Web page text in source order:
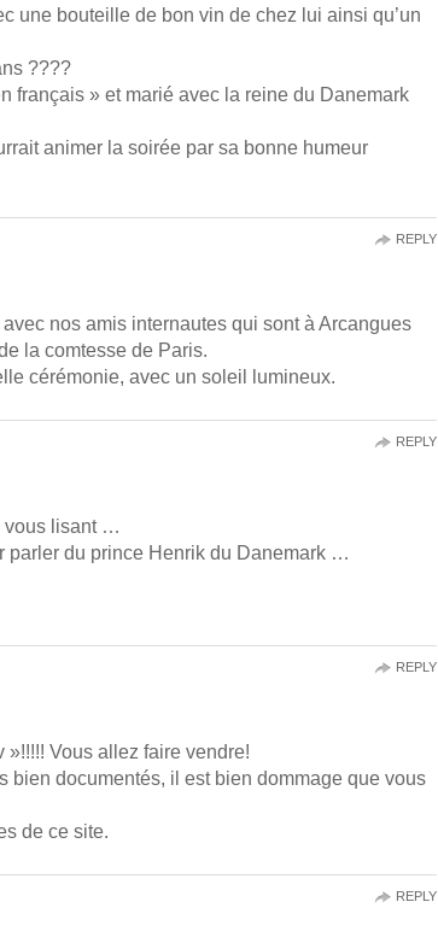
une bouteille de bon vin de chez lui ainsi qu’un
????
français » et marié avec la reine du Danemark
animer la soirée par sa bonne humeur
nos amis internautes qui sont à Arcangues
la comtesse de Paris.
cérémonie, avec un soleil lumineux.
REPLY
vous lisant …
parler du prince Henrik du Danemark …
REPLY
Vous allez faire vendre!
bien documentés, il est bien dommage que vous
de ce site.
REPLY
REPLY